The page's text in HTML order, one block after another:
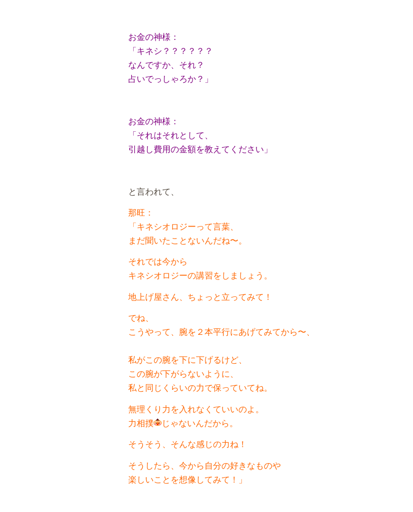
お金の神様：
「キネシ？？？？？？
なんですか、それ？
占いでっしゃろか？」
お金の神様：
「それはそれとして、
引越し費用の金額を教えてください」
と言われて、
那旺：
「キネシオロジーって言葉、
まだ聞いたことないんだね〜。
それでは今から
キネシオロジーの講習をしましょう。
地上げ屋さん、ちょっと立ってみて！
でね、
こうやって、腕を２本平行にあげてみてから〜、
私がこの腕を下に下げるけど、
この腕が下がらないように、
私と同じくらいの力で保っていてね。
無理くり力を入れなくていいのよ。
力相撲
じゃないんだから。
そうそう、そんな感じの力ね！
そうしたら、今から自分の好きなものや
楽しいことを想像してみて！」